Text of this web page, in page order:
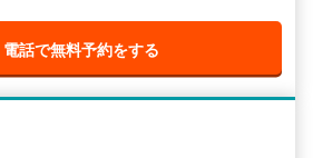
電話で無料予約をする